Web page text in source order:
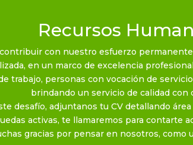
Recursos
con nuestro esfuerzo
en un marco de excelencia
trabajo, personas con vocación de
brindando un servicio de calidad con
desafío, adjuntanos tu CV detallando
activas, te llamaremos para contarte
gracias por pensar en nosotros,